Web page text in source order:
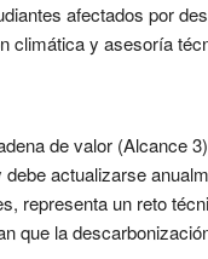
afectados por
climática y asesoría
de valor (Alcance
actualizarse
representa un reto
que la